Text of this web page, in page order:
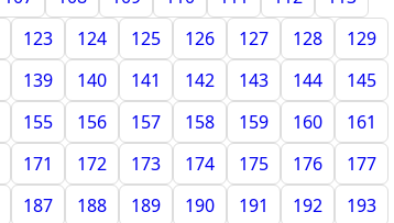
123 124 125 126 127 128
129
139 140 141 142 143 144
145
155 156 157 158 159 160
161
171 172 173 174 175 176
177
187 188 189 190 191 192
193